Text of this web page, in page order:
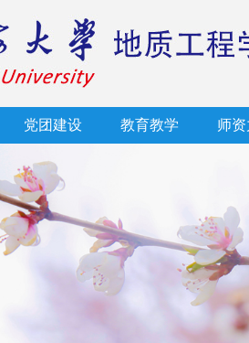
党团建设 教育教学 师